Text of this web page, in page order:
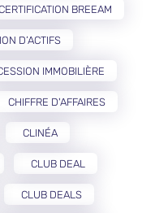
BREEAM
D’ACTIFS
IMMOBILIÈRE
CHIFFRE D'AFFAIRES
CLINÉA
CLUB DEAL
CLUB DEALS